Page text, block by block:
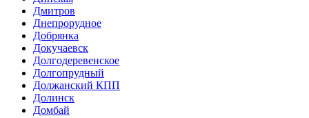
Дмитров
Днепрорудное
Добрянка
Докучаевск
Долгодеревенское
Долгопрудный
Должанский КПП
Долинск
Домбай